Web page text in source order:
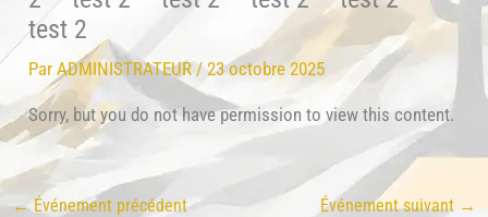
test 2
ParADMINISTRATEUR /23 octobre 2025
Sorry, but you do not have permission to view this content.
← Événement précédent Événement suivant →